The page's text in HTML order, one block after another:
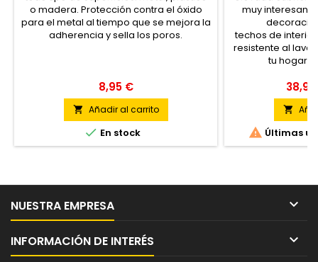
o madera. Protección contra el óxido
para el metal al tiempo que se mejora la
adherencia y sella los poros.
8,95 €
 Añadir al carrito
 En stock
muy
techos de
resistente al
tu hogar

 Últimas
NUESTRA EMPRESA 
INFORMACIÓN DE INTERÉS 